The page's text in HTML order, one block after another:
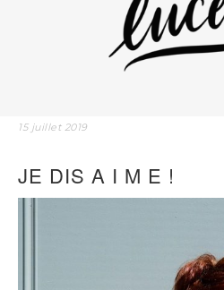
15 juillet 2019
JE DIS A I M E !